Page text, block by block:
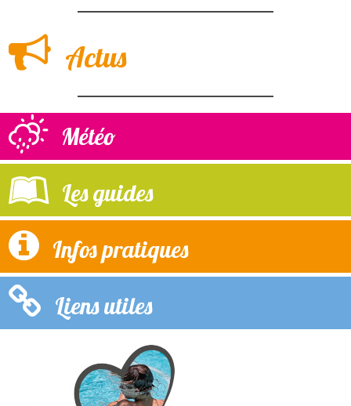
Actus
Météo
Les guides
Infos pratiques
Liens utiles